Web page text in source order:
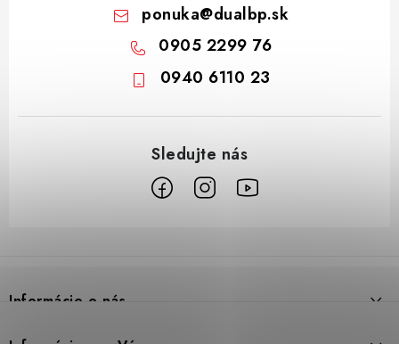
ponuka@dualbp.sk
0905 2299 76
0940 6110 23
pInformácie o nás
Prečo DUAL BP